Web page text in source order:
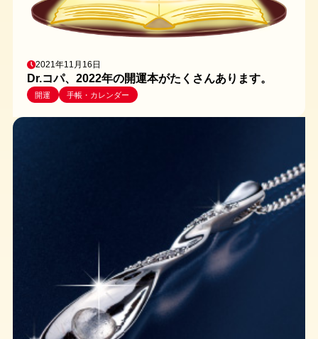
2021年11月16日
Dr.コパ、2022年の開運本がたくさんあります。
開運 手帳・カレンダー